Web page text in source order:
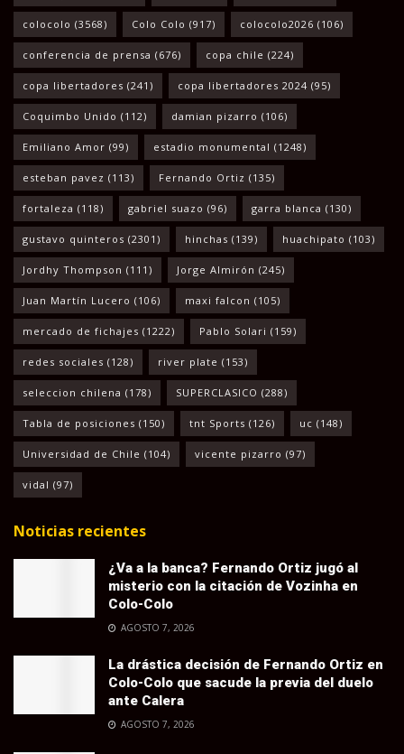
colocolo (3568) Colo Colo (917) colocolo2026 (106)
conferencia de prensa (676) copa chile (224)
copa libertadores (241) copa libertadores 2024 (95)
Coquimbo Unido (112) damian pizarro (106)
Emiliano Amor (99) estadio monumental (1248)
esteban pavez (113) Fernando Ortiz (135)
fortaleza (118) gabriel suazo (96) garra blanca (130)
gustavo quinteros (2301) hinchas (139) huachipato (103)
Jordhy Thompson (111) Jorge Almirón (245)
Juan Martín Lucero (106) maxi falcon (105)
mercado de fichajes (1222) Pablo Solari (159)
redes sociales (128) river plate (153)
seleccion chilena (178) SUPERCLASICO (288)
Tabla de posiciones (150) tnt Sports (126) uc (148)
Universidad de Chile (104) vicente pizarro (97)
vidal (97)
Noticias recientes
¿Va a la banca? Fernando Ortiz jugó al
misterio con la citación de Vozinha en
Colo-Colo
AGOSTO 7, 2026
La drástica decisión de Fernando Ortiz en
Colo-Colo que sacude la previa del duelo
ante Calera
AGOSTO 7, 2026